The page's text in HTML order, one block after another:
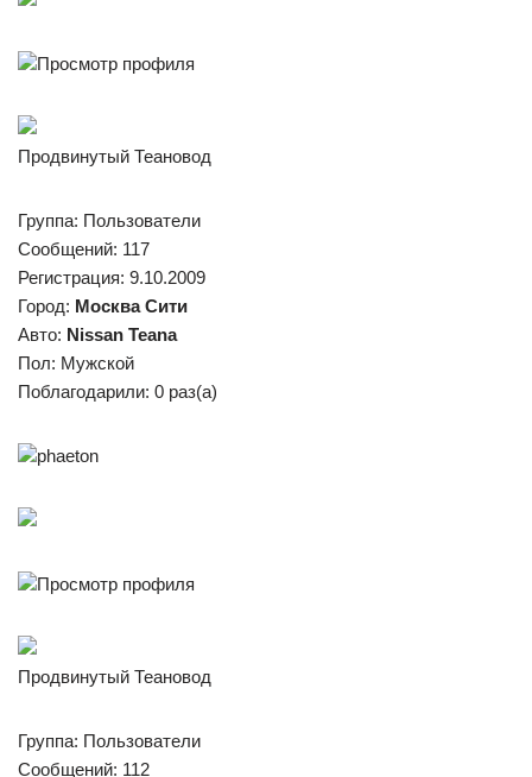
Просмотр профиля
Продвинутый Теановод
Группа: Пользователи
Сообщений: 117
Регистрация: 9.10.2009
Город: Москва Сити
Авто: Nissan Teana
Пол: Мужской
Поблагодарили: 0 раз(а)
phaeton
Просмотр профиля
Продвинутый Теановод
Группа: Пользователи
Сообщений: 112